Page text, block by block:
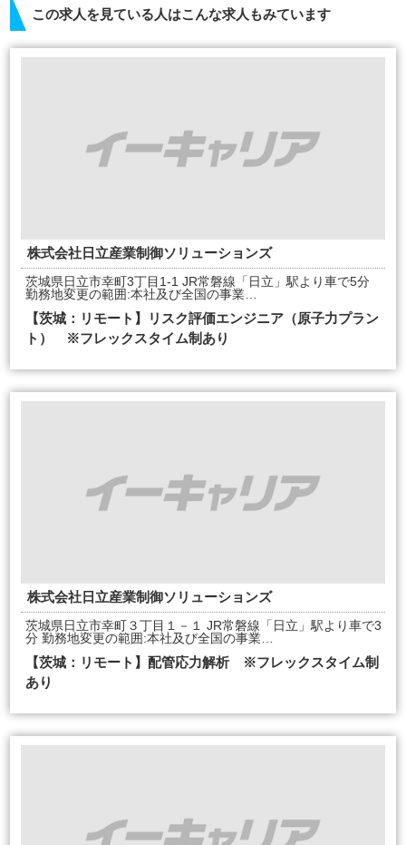
この求人を見ている人はこんな求人もみています
株式会社日立産業制御ソリューションズ
茨城県日立市幸町3丁目1-1 JR常磐線「日立」駅より車で5分
勤務地変更の範囲:本社及び全国の事業…
【茨城：リモート】リスク評価エンジニア（原子力プラン
ト） ※フレックスタイム制あり
株式会社日立産業制御ソリューションズ
茨城県日立市幸町３丁目１－１ JR常磐線「日立」駅より車で3
分 勤務地変更の範囲:本社及び全国の事業…
【茨城：リモート】配管応力解析 ※フレックスタイム制
あり